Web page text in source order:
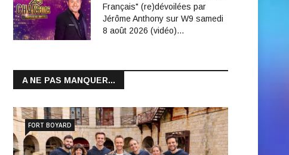
Français" (re)dévoilées par
Jérôme Anthony sur W9 samedi
8 août 2026 (vidéo)…
A NE PAS MANQUER...
FORT BOYARD